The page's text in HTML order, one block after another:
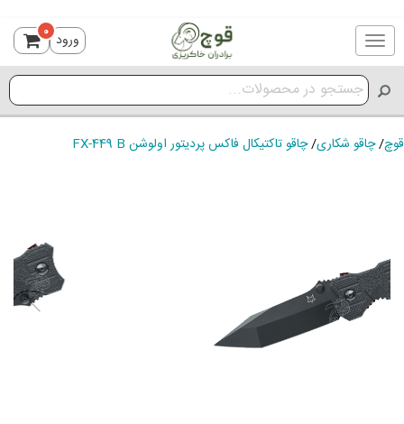
Toggle
navigation
ورود 0
قوچ/چاقو شکاری/چاقو تاکتیکال فاکس پردیتور اولوشن FX-449 B